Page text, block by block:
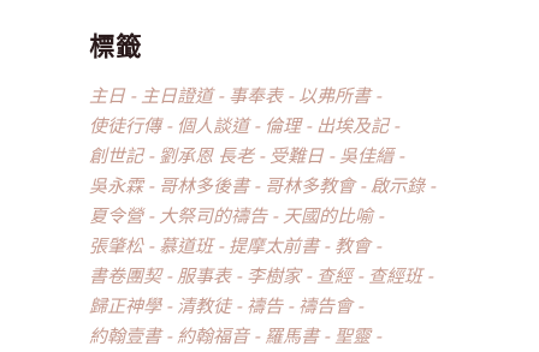
標籤
主日 主日證道 事奉表
以弗所書
使徒行傳
個人談道 倫理
出埃及記
創世記
劉承恩 長老 受難日
吳佳縉
吳永霖
哥林多後書 哥林多教會
啟示錄
夏令營
大祭司的禱告
天國的比喻
張肇松
慕道班 提摩太前書
教會
書卷團契
服事表 李樹家 查經
查經班
歸正神學
清教徒 禱告
禱告會
約翰壹書
約翰福音 羅馬書
聖靈